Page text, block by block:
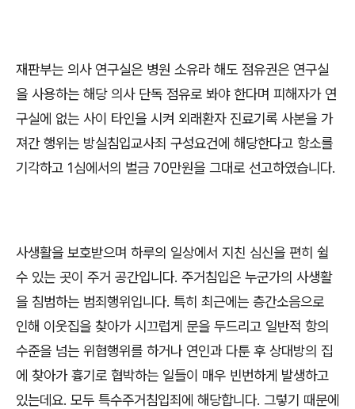
재판부는 의사 연구실은 병원 소유라 해도 점유권은 연구실
을 사용하는 해당 의사 단독 점유로 봐야 한다며 피해자가 연
구실에 없는 사이 타인을 시켜 외래환자 진료기록 사본을 가
져간 행위는 방실침입교사죄 구성요건에 해당한다고 항소를
기각하고 1심에서의 벌금 70만원을 그대로 선고하였습니다.
사생활을 보호받으며 하루의 일상에서 지친 심신을 편히 쉴
수 있는 곳이 주거 공간입니다. 주거침입은 누군가의 사생활
을 침범하는 범죄행위입니다. 특히 최근에는 층간소음으로
인해 이웃집을 찾아가 시끄럽게 문을 두드리고 일반적 항의
수준을 넘는 위협행위를 하거나 연인과 다툰 후 상대방의 집
에 찾아가 흉기로 협박하는 일들이 매우 빈번하게 발생하고
있는데요. 모두 특수주거침입죄에 해당합니다. 그렇기 때문에